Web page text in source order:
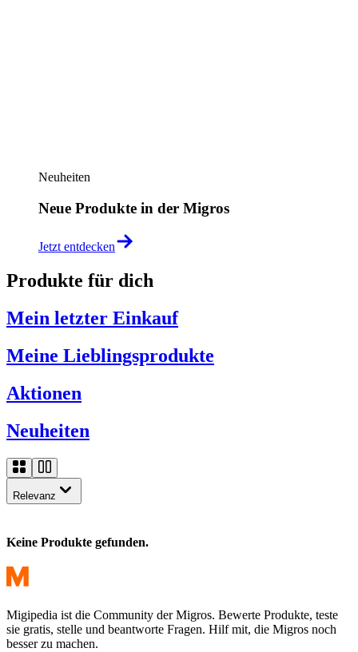
Neuheiten
Neue Produkte in der Migros
Jetzt entdecken
Produkte für dich
Mein letzter Einkauf
Meine Lieblingsprodukte
Aktionen
Neuheiten
Relevanz
Keine Produkte gefunden.
Migipedia ist die Community der Migros. Bewerte Produkte, teste
sie gratis, stelle und beantworte Fragen. Hilf mit, die Migros noch
besser zu machen.